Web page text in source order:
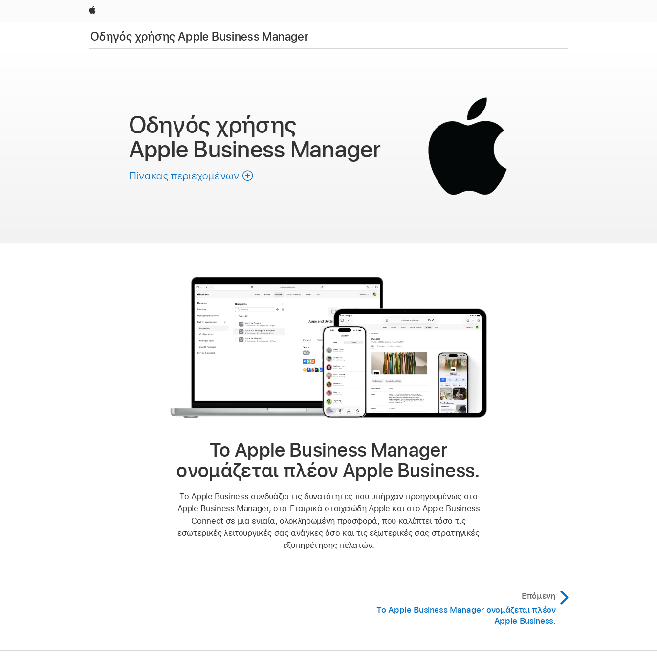
Apple
Οδηγός χρήσης Apple Business Manager
Οδηγός χρήσης
Apple Business Manager
Πίνακας περιεχομένων
Το Apple Business Manager
ονομάζεται πλέον Apple Business.
Το Apple Business συνδυάζει τις δυνατότητες που υπήρχαν προηγουμένως στο
Apple Business Manager, στα Εταιρικά στοιχειώδη Apple και στο Apple Business
Connect σε μια ενιαία, ολοκληρωμένη προσφορά, που καλύπτει τόσο τις
εσωτερικές λειτουργικές σας ανάγκες όσο και τις εξωτερικές σας στρατηγικές
εξυπηρέτησης πελατών.
Επόμενη
Το Apple Business Manager ονομάζεται πλέον
Apple Business.